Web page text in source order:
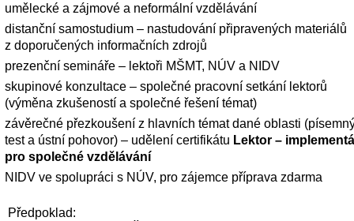
umělecké a zájmové a neformální vzdělávání
distanční samostudium – nastudování připravených materiálů
z doporučených informačních zdrojů
prezenční semináře – lektoři MŠMT, NÚV a NIDV
skupinové konzultace – společné pracovní setkání lektorů
(výměna zkušeností a společné řešení témat)
závěrečné přezkoušení z hlavních témat dané oblasti
test a ústní pohovor) – udělení certifikátu Lektor –
pro společné vzdělávání
NIDV ve spolupráci s NÚV, pro zájemce příprava zdarma
Předpoklad: